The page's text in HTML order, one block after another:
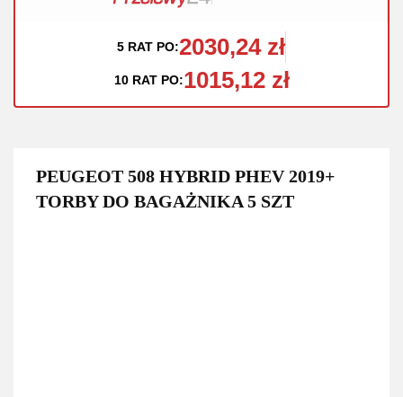
5 RAT PO:2030,24 zł
10 RAT PO:1015,12 zł
PEUGEOT 508 HYBRID PHEV 2019+
TORBY DO BAGAŻNIKA 5 SZT